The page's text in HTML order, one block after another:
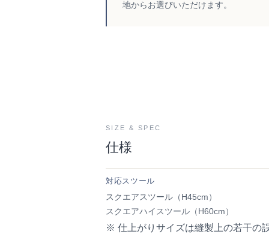
地からお選びいただけます。
SIZE & SPEC
仕様
対応スツール
スクエアスツール（H45cm）
スクエアハイスツール（H60cm）
※ 仕上がりサイズは縫製上の若干の